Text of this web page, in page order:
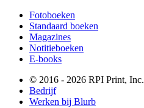
Fotoboeken
Standaard boeken
Magazines
Notitieboeken
E-books
© 2016 - 2026 RPI Print, Inc.
Bedrijf
Werken bij Blurb